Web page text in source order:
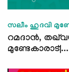
സലീം ഹുദവി
റമദാന്‍,
മുണ്ടേകാരാട്|...